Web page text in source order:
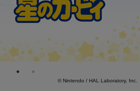
© Nintendo / HAL Laboratory, Inc.